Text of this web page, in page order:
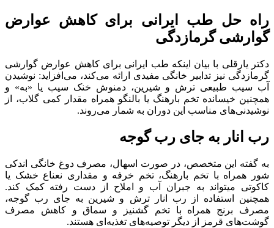
راه حل طب ایرانی برای کاهش عوارض
گوارشی گرمازدگی
دکتر یارقلی با بیان اینکه طب ایرانی برای کاهش عوارض گوارشی
گرمازدگی نیز تدابیر خانگی مفیدی ارائه می‌کند، می‌افزاید: نوشیدن
آب سیب طبیعی ترش و شیرین، دمنوش خنک سیب یا «به» و
همچنین خیسانده تخم بارهنگ یا بالنگو همراه مقدار کمی گلاب، از
نوشیدنی‌های مناسب این دوران به شمار می‌روند.
رب انار به جای رب گوجه
به گفته این متخصص، در صورت اسهال، مصرف دوغ خانگی اندکی
شور همراه با تخم بارهنگ، تخم خرفه و مقداری نعناع خشک یا
کاکوتی می‎تواند به جبران آب و املاح از دست رفته کمک کند.
همچنین استفاده از رب انار ترش و شیرین به جای رب گوجه،
مصرف برنج همراه با تخم گشنیز و سماق و کاهش مصرف
گوشت‌های قرمز از دیگر توصیه‌‏های تغذیه‌‏ای هستند.